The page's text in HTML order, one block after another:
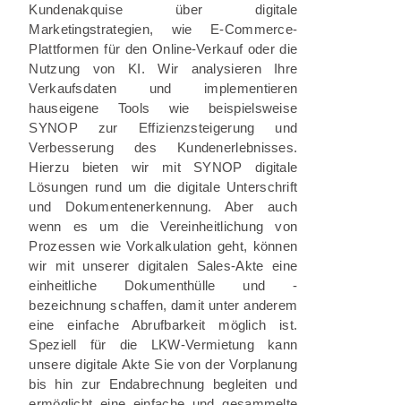
Kundenakquise über digitale
Marketingstrategien, wie E-Commerce-
Plattformen für den Online-Verkauf oder die
Nutzung von KI. Wir analysieren Ihre
Verkaufsdaten und implementieren
hauseigene Tools wie beispielsweise
SYNOP zur Effizienzsteigerung und
Verbesserung des Kundenerlebnisses.
Hierzu bieten wir mit SYNOP digitale
Lösungen rund um die digitale Unterschrift
und Dokumentenerkennung. Aber auch
wenn es um die Vereinheitlichung von
Prozessen wie Vorkalkulation geht, können
wir mit unserer digitalen Sales-Akte eine
einheitliche Dokumenthülle und -
bezeichnung schaffen, damit unter anderem
eine einfache Abrufbarkeit möglich ist.
Speziell für die LKW-Vermietung kann
unsere digitale Akte Sie von der Vorplanung
bis hin zur Endabrechnung begleiten und